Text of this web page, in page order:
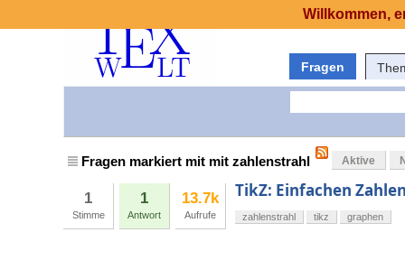
Fragen
Fragen markiert mit mit zahlenstrahl Aktive
1
Stimme
1
Antwort
13.7k
Aufrufe
TikZ: Einfachen
zahlenstrahl tikz graphen
Willkommen,